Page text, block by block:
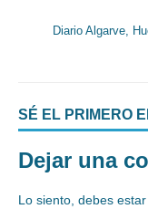
Diario Algarve,
SÉ EL PRIMERO
Dejar una
Lo siento, debes estar